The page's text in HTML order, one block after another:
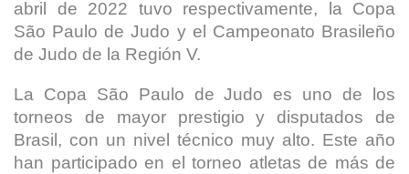
abril de 2022 tuvo respectivamente, la Copa
São Paulo de Judo y el Campeonato Brasileño
de Judo de la Región V.
La Copa São Paulo de Judo es uno de los
torneos de mayor prestigio y disputados de
Brasil, con un nivel técnico muy alto. Este año
han participado en el torneo atletas de más de